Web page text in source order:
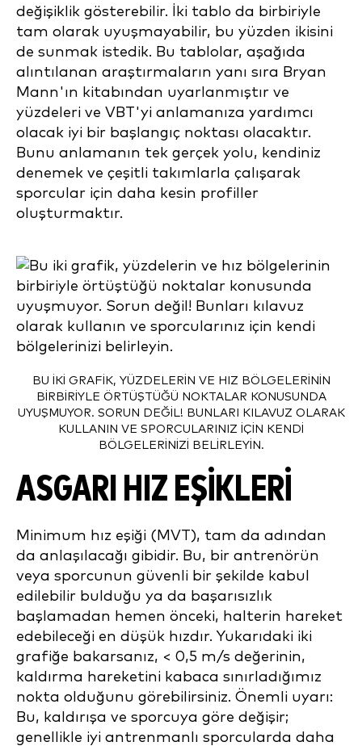
değişiklik gösterebilir. İki tablo da birbiriyle
tam olarak uyuşmayabilir, bu yüzden ikisini
de sunmak istedik. Bu tablolar, aşağıda
alıntılanan araştırmaların yanı sıra Bryan
Mann'ın kitabından uyarlanmıştır ve
yüzdeleri ve VBT'yi anlamanıza yardımcı
olacak iyi bir başlangıç noktası olacaktır.
Bunu anlamanın tek gerçek yolu, kendiniz
denemek ve çeşitli takımlarla çalışarak
sporcular için daha kesin profiller
oluşturmaktır.
BU IKI GRAFIK, YÜZDELERIN VE HIZ BÖLGELERININ
BIRBIRIYLE ÖRTÜŞTÜĞÜ NOKTALAR KONUSUNDA
UYUŞMUYOR. SORUN DEĞIL! BUNLARI KILAVUZ OLARAK
KULLANIN VE SPORCULARINIZ IÇIN KENDI
BÖLGELERINIZI BELIRLEYIN.
ASGARI HIZ EŞİKLERİ
Minimum hız eşiği (MVT), tam da adından
da anlaşılacağı gibidir. Bu, bir antrenörün
veya sporcunun güvenli bir şekilde kabul
edilebilir bulduğu ya da başarısızlık
başlamadan hemen önceki, halterin hareket
edebileceği en düşük hızdır. Yukarıdaki iki
grafiğe bakarsanız, < 0,5 m/s değerinin,
kaldırma hareketini kabaca sınırladığımız
nokta olduğunu görebilirsiniz. Önemli uyarı:
Bu, kaldırışa ve sporcuya göre değişir;
genellikle iyi antrenmanlı sporcularda daha